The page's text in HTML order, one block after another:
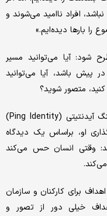
افراد ناامید می‌شوند و
را بارها دیده‌ایم.»
شود: آیا می‌توانید مسیر
پیش باشد، آیا می‌توانید
متصور شوید؟
آندره دوراند، مدیرعامل شرکت نرم‌افزاری پینگ آیدنتیتی (Ping Identity)
او، براساس یک دیدگاه
وقتی انسان حس می‌کند
برای کارکنان و سازمان
خیلی دور از تصور و